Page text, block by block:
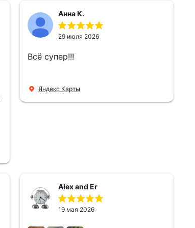
Анна К.
29 июля 2026
Всё супер!!!
Яндекс Карты
Alex and Er
19 мая 2026